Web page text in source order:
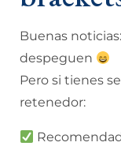
Buenas
despeguen
Pero si tienes
retenedor: